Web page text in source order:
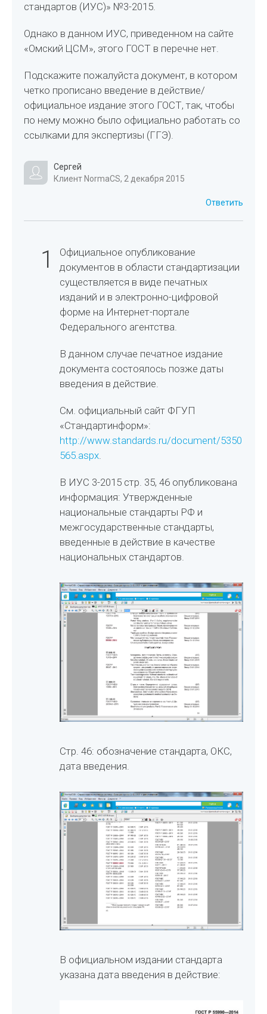
стандартов (ИУС)» №3-2015.
Однако в данном ИУС, приведенном на сайте
«Омский ЦСМ», этого ГОСТ в перечне нет.
Подскажите пожалуйста документ, в котором
четко прописано введение в действие/
официальное издание этого ГОСТ, так, чтобы
по нему можно было официально работать со
ссылками для экспертизы (ГГЭ).
Сергей
Клиент NormaCS, 2 декабря 2015
Ответить
1
Официальное опубликование
документов в области стандартизации
существляется в виде печатных
изданий и в электронно-цифровой
форме на Интернет-портале
Федерального агентства.
В данном случае печатное издание
документа состоялось позже даты
введения в действие.
См. официальный сайт ФГУП
«Стандартинформ»:
http://www.standards.ru/document/5350
565.aspx.
В ИУС 3-2015 стр. 35, 46 опубликована
информация: Утвержденные
национальные стандарты РФ и
межгосударственные стандарты,
введенные в действие в качестве
национальных стандартов.
Стр. 46: обозначение стандарта, ОКС,
дата введения.
В официальном издании стандарта
указана дата введения в действие: